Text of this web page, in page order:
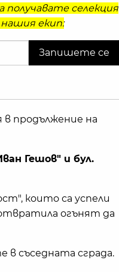
получавате селекция
екип:
в продължение на
Гешов" и бул.
които са успели
огънят да
в съседната сграда.